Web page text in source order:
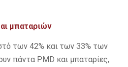
μπαταριών
των 42% και των 33% των
πάντα PMD και μπαταρίες,